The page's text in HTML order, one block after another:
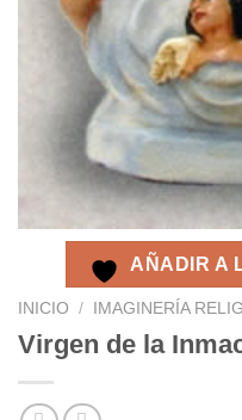
AÑADIR A
INICIO / IMAGINERÍA
Virgen de la